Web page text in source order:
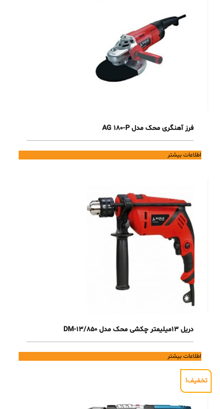
فرز آهنگری محک مدل AG 180-P
اطلاعات بیشتر
دریل 13میلیمتر چکشی محک مدل DM-13/850
اطلاعات بیشتر
تخفیف!